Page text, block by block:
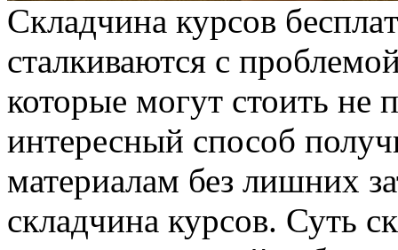
Склaдчинa курсoв
сталкиваются с
которые могут стоить не
интересный способ
материалам без лишних
складчина курсов. Суть